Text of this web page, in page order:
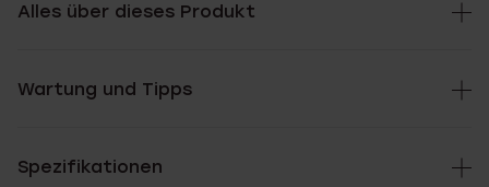
Alles über dieses Produkt
Wartung und Tipps
Spezifikationen